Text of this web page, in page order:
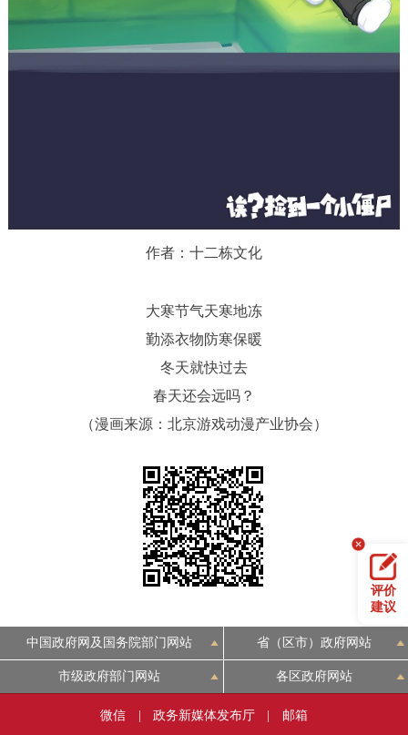
作者：十二栋文化
大寒节气天寒地冻
勤添衣物防寒保暖
冬天就快过去
春天还会远吗？
（漫画来源：北京游戏动漫产业协会）
评价
建议
中国政府网及国务院部门网站 省（区市）政府网站
市级政府部门网站 各区政府网站
微信 政务新媒体发布厅 邮箱